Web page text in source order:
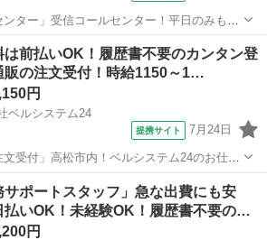
ンター」受信コールセンター！平日のみも
ト】 ベルシステム24に
＃扶養内・Wワーク ＃週2
対応
は前払いOK！履歴書不要のカンタン登
販の注文受付！時給1150～1…
円
ベルシステム24
提携サイト 7月24日
文受付」高松市内！ベルシステム24のお仕事
ベルシステム24なら
時間や働き方など、あなたのライフスタイ
...
対応
サポートスタッフ」急な出費にも安
払いOK！未経験OK！履歴書不要の…
円